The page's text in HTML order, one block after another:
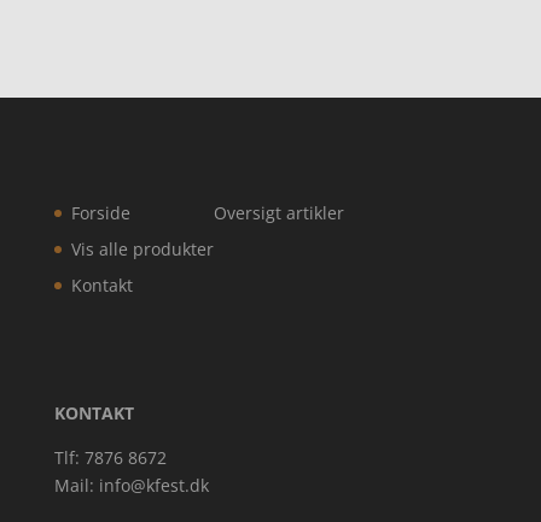
Forside
Vis alle produkter
Kontakt
Oversigt artikler
KONTAKT
Tlf: 7876 8672
Mail: info@kfest.dk